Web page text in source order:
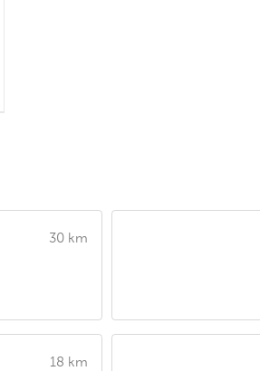
30 km
18 km